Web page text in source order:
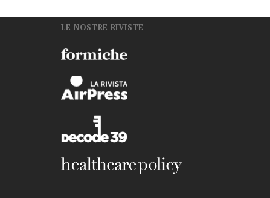
LE NOSTRE RIVISTE